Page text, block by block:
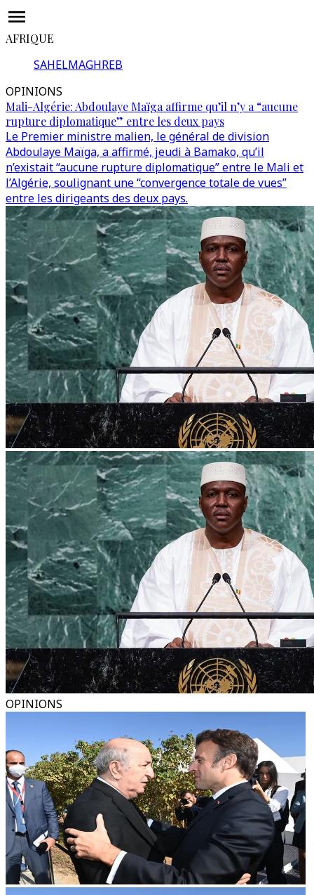
AFRIQUE
SAHELMAGHREB
OPINIONS
Mali-Algérie: Abdoulaye Maïga affirme qu’il n’y a “aucune
rupture diplomatique” entre les deux pays
Le Premier ministre malien, le général de division
Abdoulaye Maïga, a affirmé, jeudi à Bamako, qu’il
n’existait “aucune rupture diplomatique” entre le Mali et
l’Algérie, soulignant une “convergence totale de vues”
entre les dirigeants des deux pays.
OPINIONS